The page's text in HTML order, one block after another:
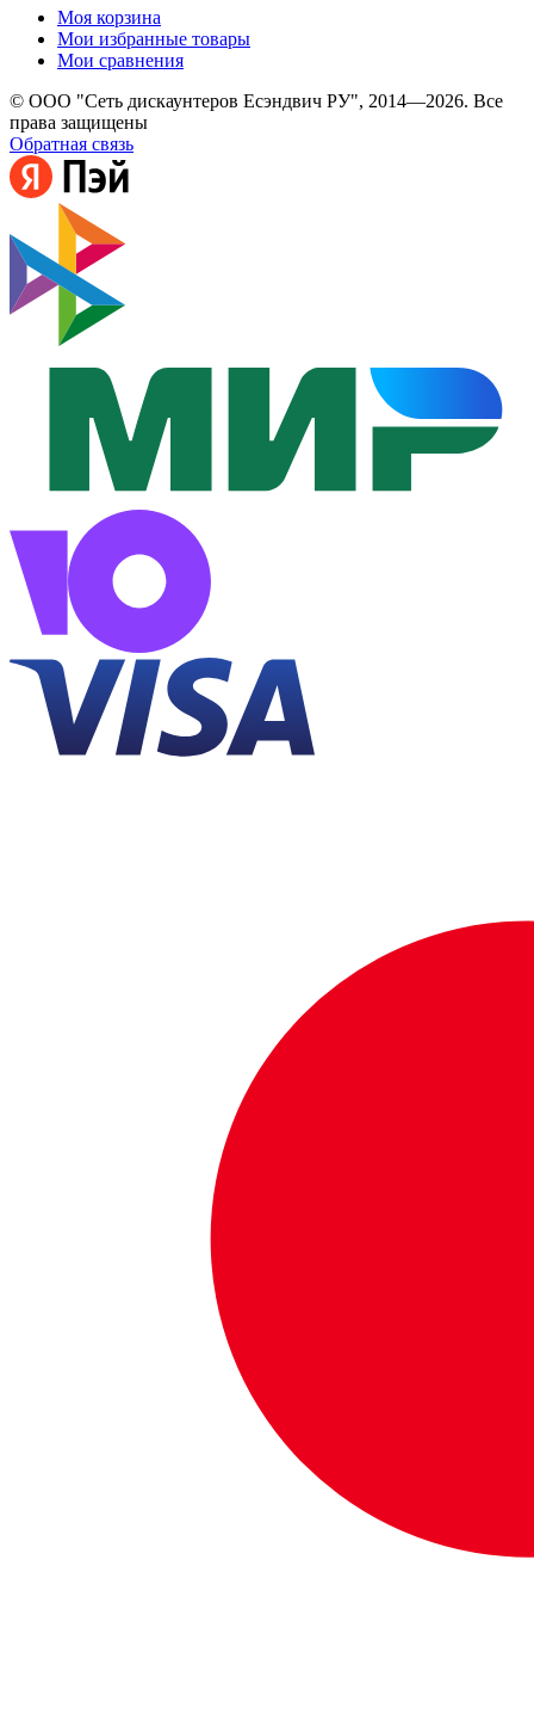
Моя корзина
Мои избранные товары
Мои сравнения
© ООО "Сеть дискаунтеров Есэндвич РУ", 2014—2026. Все
права защищены
Обратная связь